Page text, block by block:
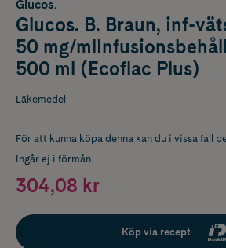
Glucos.
Glucos. B. Braun, inf-
50 mg/
500 ml (Ecoflac Plus)
Läkemedel
För att kunna köpa denna kan du i vissa fall
Ingår ej i förmån
304,08 kr
Köp via recept